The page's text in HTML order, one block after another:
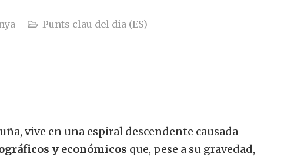
Punts clau del dia (ES)
vive en una espiral descendente causada
y económicos que, pese a su gravedad,